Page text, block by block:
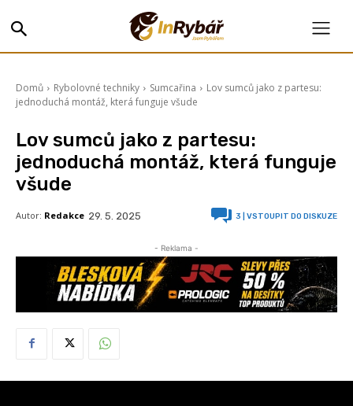
Domů Rybolovné techniky Sumcařina
Lov sumců jako z partesu:
jednoduchá montáž, která funguje všude
Lov sumců jako z partesu:
jednoduchá montáž, která funguje
všude
Autor: Redakce 29. 5. 2025 3 | VSTOUPIT DO DISKUZE
- Reklama -